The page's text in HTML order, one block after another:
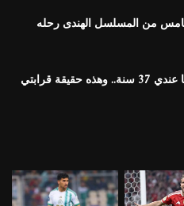
من المسلسل الهندى رحله
مريم سعيد صالح: دخلت الفن وأنا عندي 37 سنة.. وهذه حقيقة قرابتي